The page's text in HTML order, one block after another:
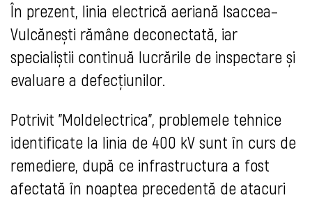
În prezent, linia electrică aeriană Isaccea–
Vulcănești rămâne deconectată, iar
specialiștii continuă lucrările de inspectare și
evaluare a defecțiunilor.
Potrivit "Moldelectrica", problemele tehnice
identificate la linia de 400 kV sunt în curs de
remediere, după ce infrastructura a fost
afectată în noaptea precedentă de atacuri